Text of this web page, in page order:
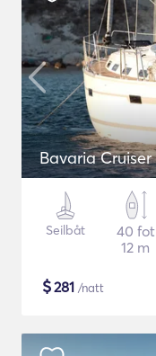
Bavaria Cruiser
Seilbåt
40 fot
12 m
$281 /natt